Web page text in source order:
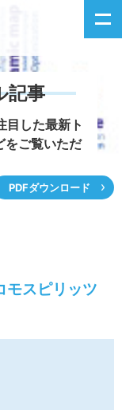
記事
目した最新ト
をご覧いただ
PDFダウンロード
スピリッツ